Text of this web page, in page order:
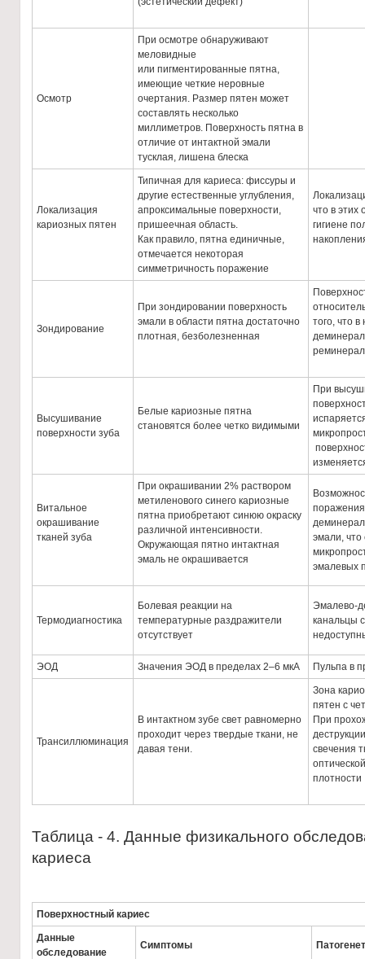
Осмотр
При осмотре обнаруживают
меловидные
или пигментированные пятна,
имеющие четкие неровные
очертания. Размер пятен может
составлять несколько
миллиметров. Поверхность пятна в
отличие от интактной эмали
тусклая, лишена блеска
Локализация
кариозных пятен
Типичная для кариеса: фиссуры и
другие естественные углубления,
апроксимальные поверхности,
пришеечная область.
Как правило, пятна единичные,
отмечается некоторая
симметричность поражение
что в этих
гигиене
Зондирование
При зондировании поверхность
эмали в области пятна достаточно
плотная, безболезненная
того, что
Высушивание
поверхности зуба
Белые кариозные пятна
становятся более четко видимыми
При
Витальное
окрашивание
тканей зуба
При окрашивании 2% раствором
метиленового синего кариозные
пятна приобретают синюю окраску
различной интенсивности.
Окружающая пятно интактная
эмаль не окрашивается
поражения
эмали,
эмалевых
Термодиагностика
Болевая реакции на
температурные раздражители
отсутствует
Эмалево-
канальцы
ЭОД Значения ЭОД в пределах 2–6 мкА Пульпа в
Трансиллюминация
В интактном зубе свет равномерно
проходит через твердые ткани, не
давая тени.
Зона
пятен с
При
свечения
оптической
плотности
Таблица - 4. Данные физикального
кариеса
Поверхностный кариес
Данные
обследование
Симптомы